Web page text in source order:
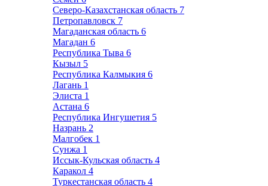
Северо-Казахстанская область 7
Петропавловск 7
Магаданская область 6
Магадан 6
Республика Тыва 6
Кызыл 5
Республика Калмыкия 6
Лагань 1
Элиста 1
Астана 6
Республика Ингушетия 5
Назрань 2
Малгобек 1
Сунжа 1
Иссык-Кульская область 4
Каракол 4
Туркестанская область 4